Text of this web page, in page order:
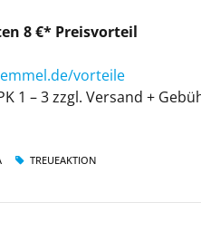
8 €* Preisvorteil
vorteile
1 – 3 zzgl. Versand +
TREUEAKTION